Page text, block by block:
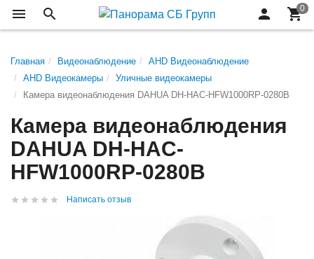
Главная Видеонаблюдение
AHD Видеонаблюдение
AHD Видеокамеры
Уличные видеокамеры
Камера видеонаблюдения DAHUA DH-HAC-HFW1000RP-0280B
Камера видеонаблюдения
DAHUA DH-HAC-
HFW1000RP-0280B
Написать отзыв